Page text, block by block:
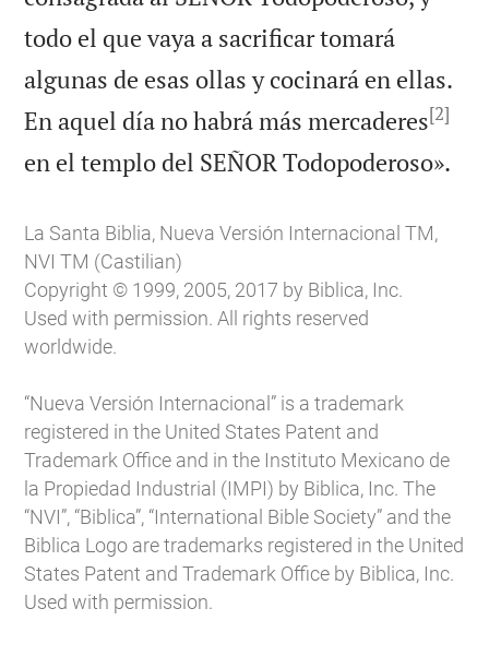
todo el que vaya a sacrificar tomará
algunas de esas ollas y cocinará en ellas.
En aquel día no habrá más mercaderes[2]
en el templo del SEÑOR Todopoderoso».
La Santa Biblia, Nueva Versión Internacional TM,
NVI TM (Castilian)
Copyright © 1999, 2005, 2017 by Biblica, Inc.
Used with permission. All rights reserved
worldwide.
“Nueva Versión Internacional” is a trademark
registered in the United States Patent and
Trademark Office and in the Instituto Mexicano de
la Propiedad Industrial (IMPI) by Biblica, Inc. The
“NVI”, “Biblica”, “International Bible Society” and the
Biblica Logo are trademarks registered in the United
States Patent and Trademark Office by Biblica, Inc.
Used with permission.